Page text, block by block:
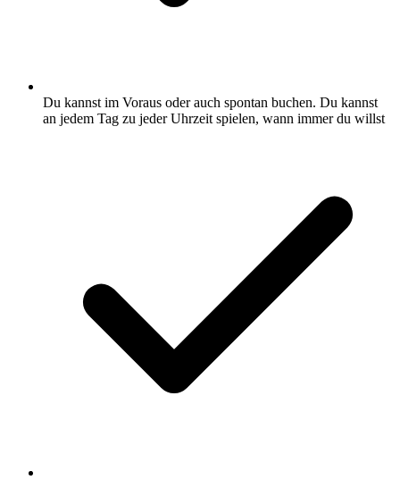
Du kannst im Voraus oder auch spontan buchen. Du kannst
an jedem Tag zu jeder Uhrzeit spielen, wann immer du willst